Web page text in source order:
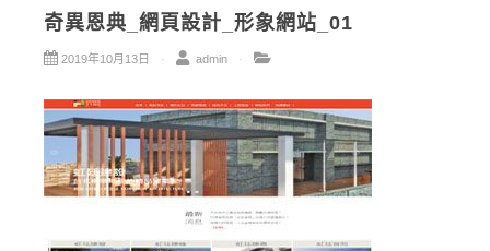
奇異恩典_網頁設計_形象網站_01
2019年10月13日 admin